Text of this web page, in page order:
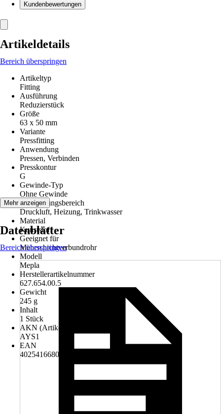
Kundenbewertungen
Artikeldetails
Bereich überspringen
Artikeltyp
Fitting
Ausführung
Reduzierstück
Größe
63 x 50 mm
Variante
Pressfitting
Anwendung
Pressen, Verbinden
Presskontur
G
Gewinde-Typ
Ohne Gewinde
Anwendungsbereich
Druckluft, Heizung, Trinkwasser
Material
Kunststoff
Geeignet für
Mehrschichtverbundrohr
Modell
Mepla
Herstellerartikelnummer
627.654.00.5
Gewicht
245 g
Inhalt
1 Stück
AKN (Artikelkurznummer)
AYS1
EAN
4025416680703
Mehr anzeigen
Datenblätter
Bereich überspringen